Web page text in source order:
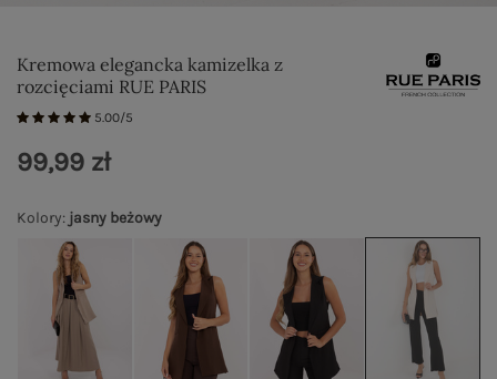
Kremowa elegancka kamizelka z
rozcięciami RUE PARIS
5.00/5
Kolory: jasny beżowy
99,99 zł